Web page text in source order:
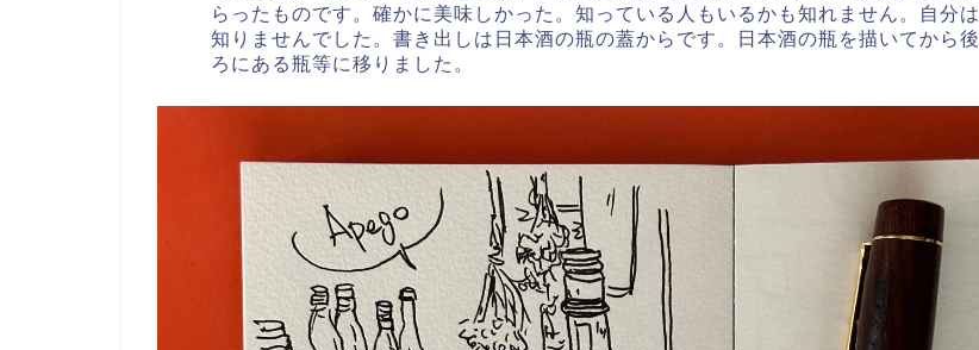
らったものです。確かに美味しかった。知っている人もいるかも知れません。自分は
知りませんでした。書き出しは日本酒の瓶の蓋からです。日本酒の瓶を描いてから後
ろにある瓶等に移りました。